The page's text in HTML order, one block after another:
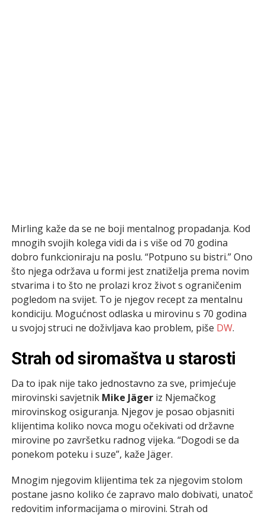
Mirling kaže da se ne boji mentalnog propadanja. Kod
mnogih svojih kolega vidi da i s više od 70 godina
dobro funkcioniraju na poslu. “Potpuno su bistri.” Ono
što njega održava u formi jest znatiželja prema novim
stvarima i to što ne prolazi kroz život s ograničenim
pogledom na svijet. To je njegov recept za mentalnu
kondiciju. Mogućnost odlaska u mirovinu s 70 godina
u svojoj struci ne doživljava kao problem, piše DW.
Strah od siromaštva u starosti
Da to ipak nije tako jednostavno za sve, primjećuje
mirovinski savjetnik Mike Jägeriz Njemačkog
mirovinskog osiguranja. Njegov je posao objasniti
klijentima koliko novca mogu očekivati od državne
mirovine po završetku radnog vijeka. “Dogodi se da
ponekom poteku i suze”, kaže Jäger.
Mnogim njegovim klijentima tek za njegovim stolom
postane jasno koliko će zapravo malo dobivati, unatoč
redovitim informacijama o mirovini. Strah od